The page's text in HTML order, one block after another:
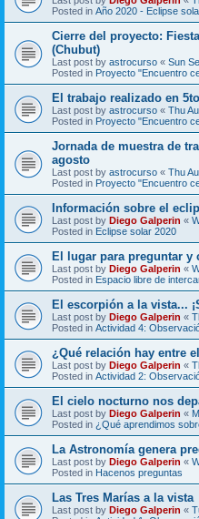
Posted in Año 2020 - Eclipse
Cierre del proyecto:
(Chubut)
Last post by astrocurso « Sun
Posted in Proyecto "Encuentro
El trabajo realizado en
Last post by astrocurso « Thu
Posted in Proyecto "Encuentro
Jornada de muestra de
agosto
Last post by astrocurso « Thu
Posted in Proyecto "Encuentro
Información sobre el
Last post by Diego Galperin «
Posted in Eclipse solar 2020
El lugar para preguntar y
Last post by Diego Galperin «
Posted in Espacio libre de
El escorpión a la vista...
Last post by Diego Galperin «
Posted in Actividad 4:
¿Qué relación hay entre
Last post by Diego Galperin «
Posted in Actividad 2:
El cielo nocturno nos
Last post by Diego Galperin «
Posted in ¿Qué aprendimos
La Astronomía genera
Last post by Diego Galperin «
Posted in Hacenos preguntas
Las Tres Marías a la vista
Last post by Diego Galperin «